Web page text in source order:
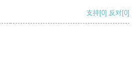
支持[0] 反对[0]